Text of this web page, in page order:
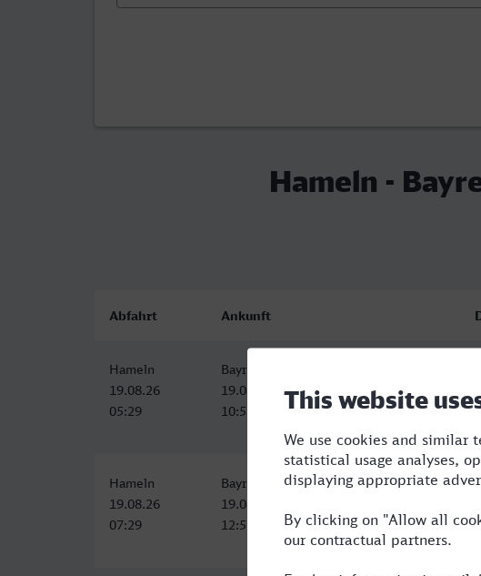
Hameln -
Abfahrt Ankunft
Hameln
19.08.26
05:29
Bayreuth Hbf
19.08.26
10:55
Hameln
19.08.26
07:29
Bayreuth Hbf
19.08.26
12:55